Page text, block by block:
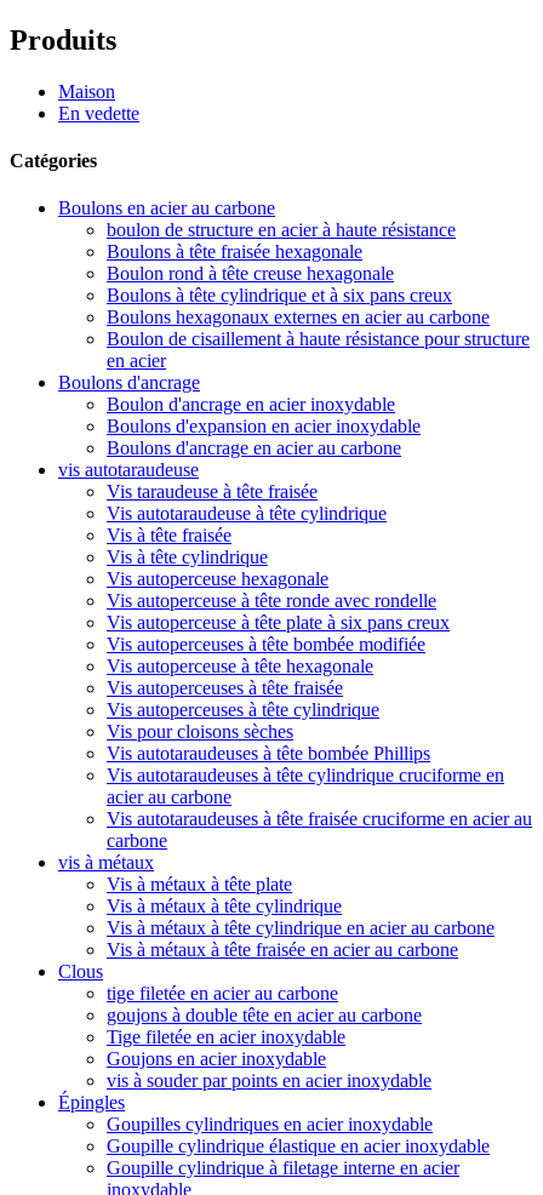
Produits
Maison
En vedette
Catégories
Boulons en acier au carbone
boulon de structure en acier à haute résistance
Boulons à tête fraisée hexagonale
Boulon rond à tête creuse hexagonale
Boulons à tête cylindrique et à six pans creux
Boulons hexagonaux externes en acier au carbone
Boulon de cisaillement à haute résistance pour structure
en acier
Boulons d'ancrage
Boulon d'ancrage en acier inoxydable
Boulons d'expansion en acier inoxydable
Boulons d'ancrage en acier au carbone
vis autotaraudeuse
Vis taraudeuse à tête fraisée
Vis autotaraudeuse à tête cylindrique
Vis à tête fraisée
Vis à tête cylindrique
Vis autoperceuse hexagonale
Vis autoperceuse à tête ronde avec rondelle
Vis autoperceuse à tête plate à six pans creux
Vis autoperceuses à tête bombée modifiée
Vis autoperceuse à tête hexagonale
Vis autoperceuses à tête fraisée
Vis autoperceuses à tête cylindrique
Vis pour cloisons sèches
Vis autotaraudeuses à tête bombée Phillips
Vis autotaraudeuses à tête cylindrique cruciforme en
acier au carbone
Vis autotaraudeuses à tête fraisée cruciforme en acier au
carbone
vis à métaux
Vis à métaux à tête plate
Vis à métaux à tête cylindrique
Vis à métaux à tête cylindrique en acier au carbone
Vis à métaux à tête fraisée en acier au carbone
Clous
tige filetée en acier au carbone
goujons à double tête en acier au carbone
Tige filetée en acier inoxydable
Goujons en acier inoxydable
vis à souder par points en acier inoxydable
Épingles
Goupilles cylindriques en acier inoxydable
Goupille cylindrique élastique en acier inoxydable
Goupille cylindrique à filetage interne en acier
inoxydable